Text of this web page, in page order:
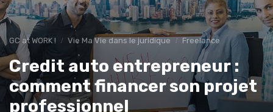
GC at WORK ! Vie Ma Vie dans le juridique Freelance
Credit auto entrepreneur :
comment financer son projet
professionnel